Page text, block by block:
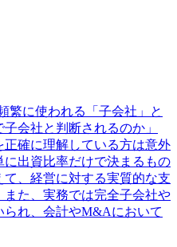
繁に使われる「子会社」と
会社と判断されるのか」
正確に理解している方は意外
出資比率だけで決まるもの
、経営に対する実質的な支
た、実務では完全子会社や
れ、会計やM&Aにおいて